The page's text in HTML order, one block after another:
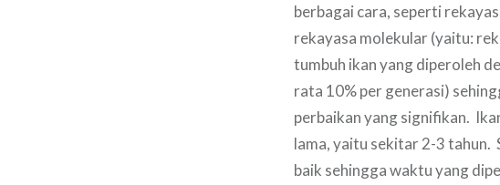
berbagai cara, seperti
rekayasa molekular (yaitu:
tumbuh ikan yang diperoleh
rata 10% per generasi)
perbaikan yang signifikan.
lama, yaitu sekitar 2-3 tahun.
baik sehingga waktu yang